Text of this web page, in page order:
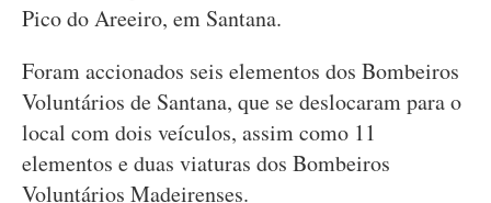
Pico do Areeiro, em Santana.
Foram accionados seis elementos dos Bombeiros
Voluntários de Santana, que se deslocaram para o
local com dois veículos, assim como 11
elementos e duas viaturas dos Bombeiros
Voluntários Madeirenses.